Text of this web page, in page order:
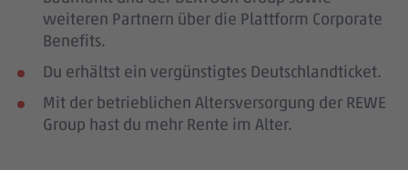
weiteren Partnern über die Plattform Corporate
Benefits.
Du erhältst ein vergünstigtes Deutschlandticket.
Mit der betrieblichen Altersversorgung der REWE
Group hast du mehr Rente im Alter.